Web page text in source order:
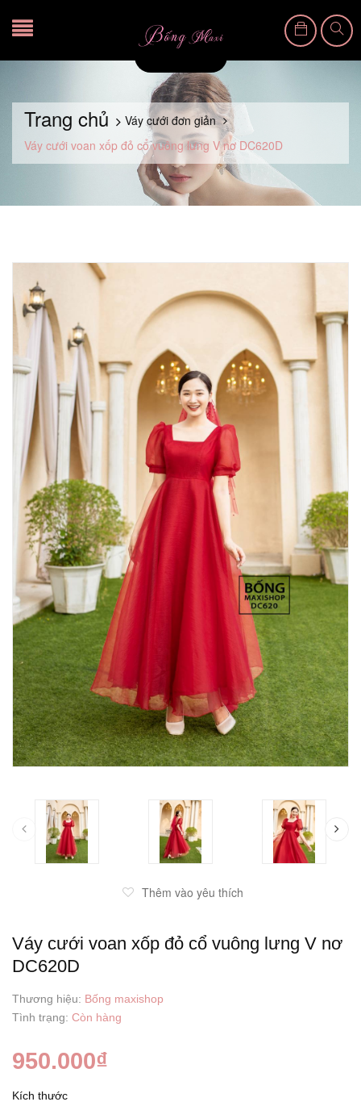
Trang chủ
Váy cưới đơn giản
Váy cưới voan xốp đỏ cổ vuông lưng V nơ DC620D
prev
Thêm vào yêu thích
Váy cưới voan xốp đỏ cổ vuông lưng V nơ
DC620D
Thương hiệu: Bống maxishop
Tình trạng: Còn hàng
950.000₫
Kích thước